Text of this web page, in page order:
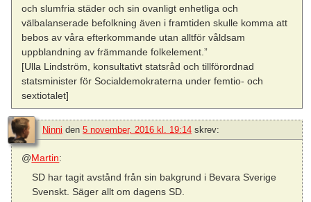
och slumfria städer och sin ovanligt enhetliga och
välbalanserade befolkning även i framtiden skulle komma att
bebos av våra efterkommande utan alltför våldsam
uppblandning av främmande folkelement.”
[Ulla Lindström, konsultativt statsråd och tillförordnad
statsminister för Socialdemokraterna under femtio- och
sextiotalet]
Ninni den 5 november, 2016 kl. 19:14 skrev:
@Martin:
SD har tagit avstånd från sin bakgrund i Bevara Sverige
Svenskt. Säger allt om dagens SD.